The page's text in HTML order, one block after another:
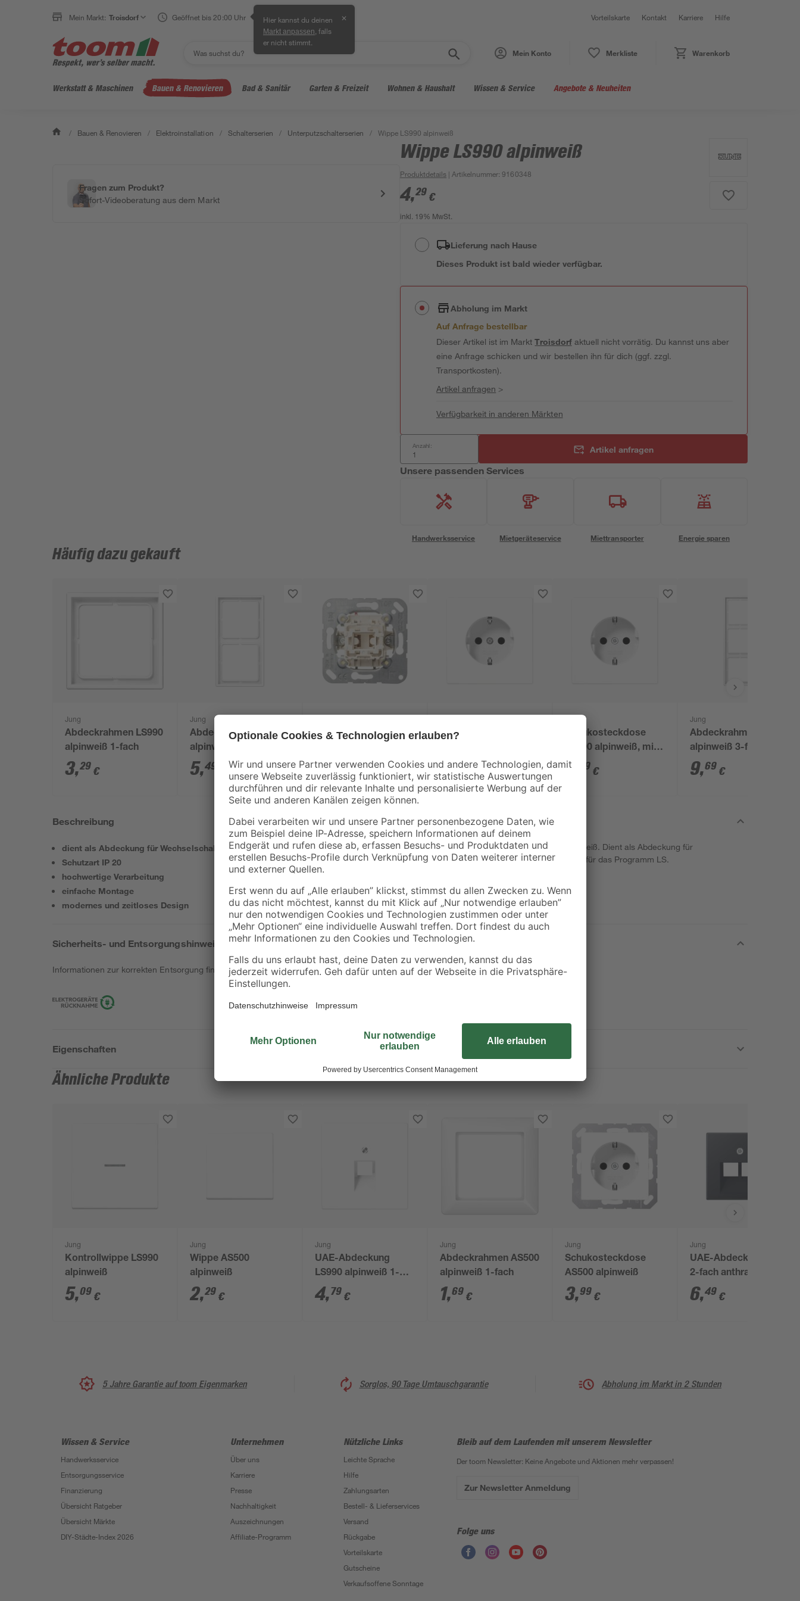
Mein Markt: Troisdorf Geöffnet bis 20:00 Uhr Hier kannst du deinen
Markt anpassen , falls
er nicht stimmt.
✕ Vorteilskarte Kontakt Karriere Hilfe
Mein Konto Merkliste Warenkorb
Werkstatt & Maschinen Bauen & Renovieren Bad & Sanitär Garten & Freizeit Wohnen & Haushalt Wissen & Service Angebote & Neuheiten
/ Bauen & Renovieren / Elektroinstallation / Schalterserien / Unterputzschalterserien / Wippe LS990 alpinweiß
Fragen zum Produkt?
Sofort-Videoberatung aus dem Markt
Wippe LS990 alpinweiß
Produktdetails | Artikelnummer:9160348
4,29 €
inkl. 19% MwSt.
Lieferung nach Hause
Dieses Produkt ist bald wieder verfügbar.
Abholung im Markt
Auf Anfrage bestellbar
Dieser Artikel ist im MarktTroisdorfaktuell nicht vorrätig. Du kannst uns aber
eine Anfrage schicken und wir bestellen ihn für dich (ggf. zzgl.
Transportkosten).
Artikel anfragen >
Verfügbarkeit in anderen Märkten
Anzahl: Artikel anfragen
Unsere passenden Services
Handwerksservice Mietgeräteservice Miettransporter Energie sparen
Häufig dazu gekauft
Jung
Abdeckrahmen LS990
alpinweiß 1-fach
3,29 €
Jung
Abdeckrahmen LS990
alpinweiß 2-fach
5,49
Universal
ohne Abdeckung
5,69€
Schukosteckdose
5,29 €
Schukosteckdose
LS990 alpinweiß, mit
erhöhtem
Berührungsschutz
7 29 €
Jung
Abdeckrahmen LS990
alpinweiß 3-fach
9,69 €
Beschreibung
dient als Abdeckung für Wechselschalter/Kreuzschalter/Taster
Schutzart IP 20
hochwertige Verarbeitung
einfache Montage
modernes und zeitloses Design
Universalschalterwippe der Firma Jung in alpinweiß. Dient als Abdeckung für
Wechselschalter/Kreuzschalter/Taster. Passend für das Programm LS.
Sicherheits- und Entsorgungshinweise
Informationen zur korrekten Entsorgung findest duhier.
Eigenschaften
Ähnliche Produkte
Jung
Kontrollwippe LS990
alpinweiß
5,09 €
Jung
Wippe AS500
alpinweiß
2,29 €
Jung
UAE-Abdeckung
LS990 alpinweiß 1-
fach
4,79 €
Jung
Abdeckrahmen AS500
alpinweiß 1-fach
1,69 €
Jung
Schukosteckdose
AS500 alpinweiß
3,99 €
Jung
UAE-Abdeckung 'A'
2-fach anthrazit
6,49 €
5 Jahre Garantie auf toom Eigenmarken Sorglos, 90 Tage Umtauschgarantie Abholung im Markt in 2 Stunden
Wissen & Service
Handwerksservice
Entsorgungsservice
Finanzierung
Übersicht Ratgeber
Übersicht Märkte
DIY-Städte-Index 2026
Unternehmen
Über uns
Karriere
Presse
Nachhaltigkeit
Auszeichnungen
Affiliate-Programm
Nützliche Links
Leichte Sprache
Hilfe
Zahlungsarten
Bestell- & Lieferservices
Versand
Rückgabe
Vorteilskarte
Gutscheine
Verkaufsoffene Sonntage
Bleib auf dem Laufenden mit unserem Newsletter
Der toom Newsletter: Keine Angebote und Aktionen mehr verpassen!
Zur Newsletter Anmeldung
Folge uns